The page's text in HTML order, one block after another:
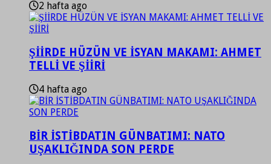
2 hafta ago
ŞİİRDE HÜZÜN VE İSYAN MAKAMI: AHMET
TELLİ VE ŞİİRİ
4 hafta ago
BİR İSTİBDATIN GÜNBATIMI: NATO
UŞAKLIĞINDA SON PERDE